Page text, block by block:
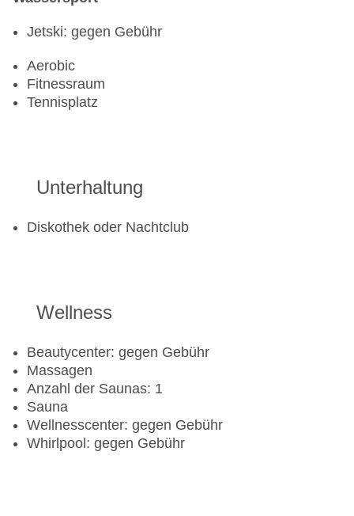
Jetski: gegen Gebühr
Aerobic
Fitnessraum
Tennisplatz
Unterhaltung
Diskothek oder Nachtclub
Wellness
Beautycenter: gegen Gebühr
Massagen
Anzahl der Saunas: 1
Sauna
Wellnesscenter: gegen Gebühr
Whirlpool: gegen Gebühr